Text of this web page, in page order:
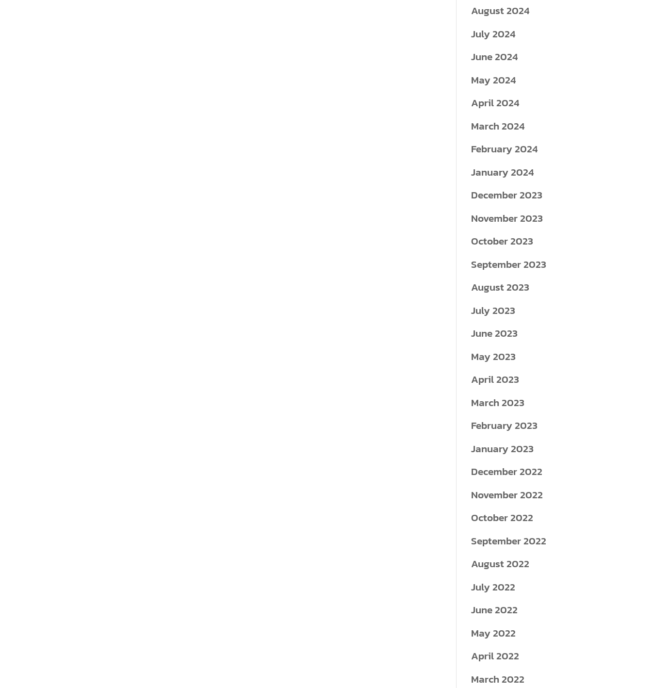
August 2024
July 2024
June 2024
May 2024
April 2024
March 2024
February 2024
January 2024
December 2023
November 2023
October 2023
September 2023
August 2023
July 2023
June 2023
May 2023
April 2023
March 2023
February 2023
January 2023
December 2022
November 2022
October 2022
September 2022
August 2022
July 2022
June 2022
May 2022
April 2022
March 2022